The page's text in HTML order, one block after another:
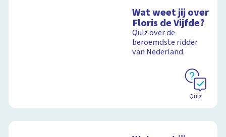
Wat weet jij over
Floris de Vijfde?
Quiz over de
beroemdste ridder
van Nederland
Quiz